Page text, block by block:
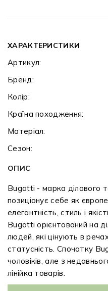
ХАРАКТЕРИСТИКИ
Артикул:
Бренд:
Колір:
Країна походження:
Матеріал:
Сезон:
ОПИС
Bugatti - марка ділового
позиціонує себе як
елегантність, стиль і
Bugatti орієнтований на
людей, які цінують в речах
статусність. Спочатку
чоловіків, але з
лінійка товарів.